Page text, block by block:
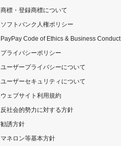
商標・登録商標について
ソフトバンク人権ポリシー
PayPay Code of Ethics & Business Conduct
プライバシーポリシー
ユーザープライバシーについて
ユーザーセキュリティについて
ウェブサイト利用規約
反社会的勢力に対する方針
勧誘方針
マネロン等基本方針